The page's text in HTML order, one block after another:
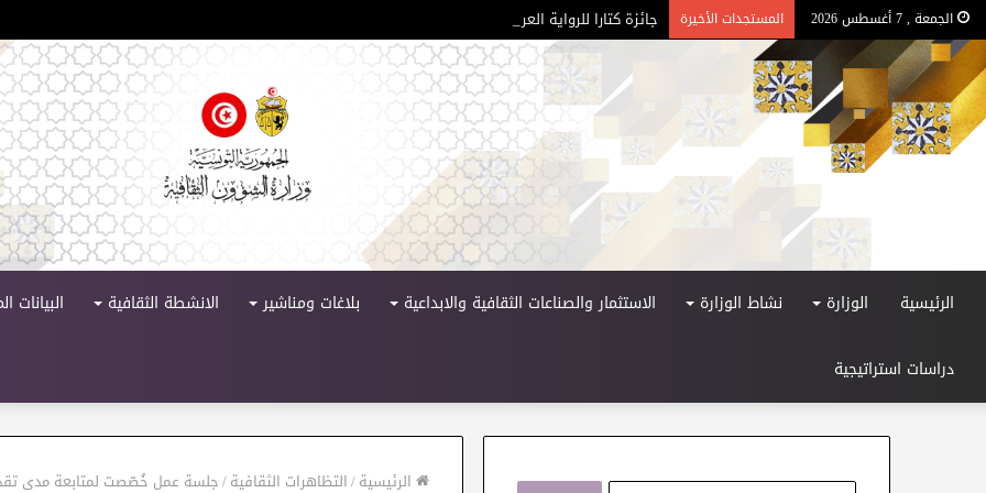
الجمعة , 7 أغسطس 2026 المستجدات الأخيرة جائزة كتارا للرواية العربية – الدورة 11
الرئيسية الوزارة نشاط الوزارة الاستثمار والصناعات الثقافية والابداعية بلاغات ومناشير الانشطة الثقافية البيانات
دراسات استراتيجية
الرئيسية/التظاهرات الثقافية/